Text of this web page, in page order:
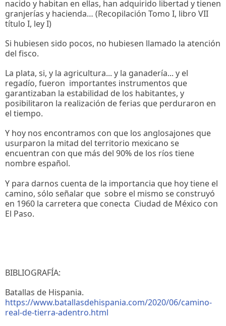
nacido y habitan en ellas, han adquirido libertad y tienen
granjerías y hacienda… (Recopilación Tomo I, libro VII
título I, ley I)
Si hubiesen sido pocos, no hubiesen llamado la atención
del fisco.
La plata, si, y la agricultura... y la ganadería... y el
regadío, fueron importantes instrumentos que
garantizaban la estabilidad de los habitantes, y
posibilitaron la realización de ferias que perduraron en
el tiempo.
Y hoy nos encontramos con que los anglosajones que
usurparon la mitad del territorio mexicano se
encuentran con que más del 90% de los ríos tiene
nombre español.
Y para darnos cuenta de la importancia que hoy tiene el
camino, sólo señalar que sobre el mismo se construyó
en 1960 la carretera que conecta Ciudad de México con
El Paso.
BIBLIOGRAFÍA:
Batallas de Hispania.
https://www.batallasdehispania.com/2020/06/camino-
real-de-tierra-adentro.html